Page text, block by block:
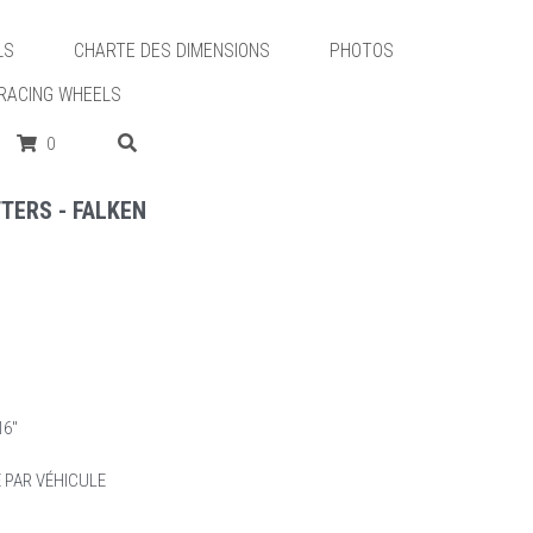
CHARTE DES DIMENSIONS
PHOTOS
WHEELS
0
- FALKEN
VÉHICULE